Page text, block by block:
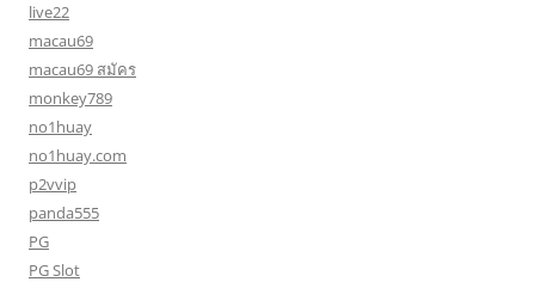
live22
macau69
macau69 สมัคร
monkey789
no1huay
no1huay.com
p2vvip
panda555
PG
PG Slot